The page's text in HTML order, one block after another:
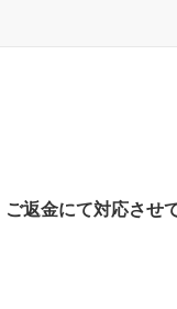
返金にて対応させ